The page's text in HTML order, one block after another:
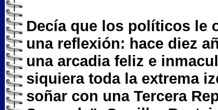
Decía que los políticos le
una reflexión: hace diez
una arcadia feliz e
siquiera toda la extrema
soñar con una Tercera